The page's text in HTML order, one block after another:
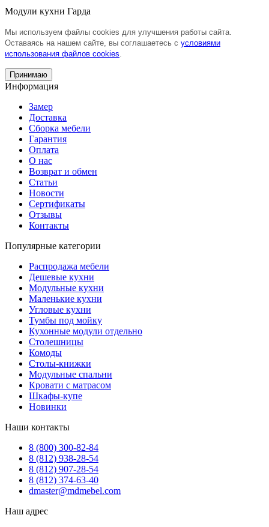
Модули кухни Гарда
Мы используем файлы cookies для улучшения работы сайта.
Оставаясь на нашем сайте, вы соглашаетесь с условиями
использования файлов cookies.
Принимаю
Информация
Замер
Доставка
Сборка мебели
Гарантия
Оплата
О нас
Возврат и обмен
Статьи
Новости
Сертификаты
Отзывы
Контакты
Популярные категории
Распродажа мебели
Дешевые кухни
Модульные кухни
Маленькие кухни
Угловые кухни
Тумбы под мойку
Кухонные модули отдельно
Столешницы
Комоды
Столы-книжки
Модульные спальни
Кровати с матрасом
Шкафы-купе
Новинки
Наши контакты
8 (800) 300-82-84
8 (812) 938-28-54
8 (812) 907-28-54
8 (812) 374-63-40
dmaster@mdmebel.com
Наш адрес